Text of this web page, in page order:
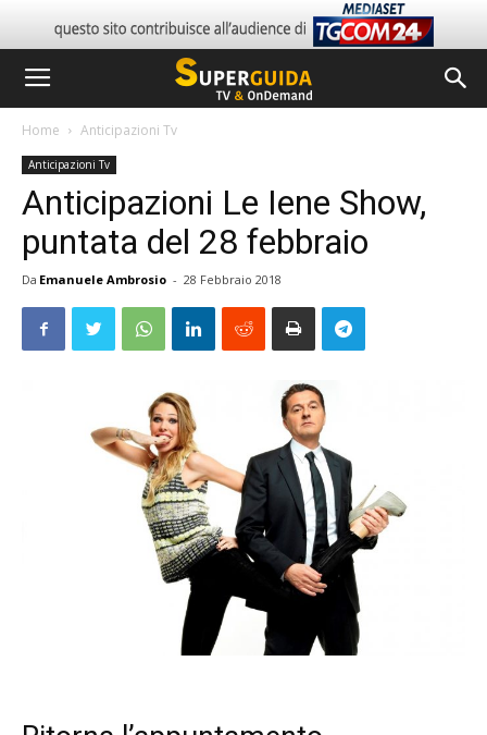
Home Anticipazioni Tv
Anticipazioni Tv
Anticipazioni Le Iene Show,
puntata del 28 febbraio
Da Emanuele Ambrosio - 28 Febbraio 2018